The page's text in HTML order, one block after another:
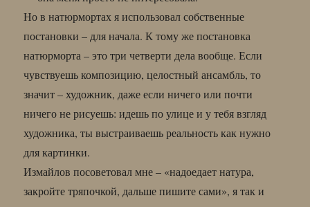
Но в натюрмортах я использовал собственные
постановки – для начала. К тому же постановка
натюрморта – это три четверти дела вообще. Если
чувствуешь композицию, целостный ансамбль, то
значит – художник, даже если ничего или почти
ничего не рисуешь: идешь по улице и у тебя взгляд
художника, ты выстраиваешь реальность как нужно
для картинки.
Измайлов посоветовал мне – «надоедает натура,
закройте тряпочкой, дальше пишите сами», я так и